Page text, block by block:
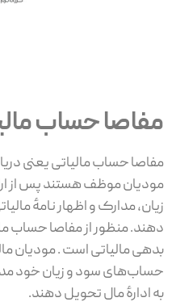
مفاصا حساب
مفاصا حساب مالیاتی یعنی
مودیان موظف هستند پس از
زیان، مدارک و اظهار نامهٔ
دهند. منظور از مفاصا حساب
بدهی مالیاتی است . مودیان
حساب‌های سود و زیان خود
به ادارهٔ مال تحویل دهند.